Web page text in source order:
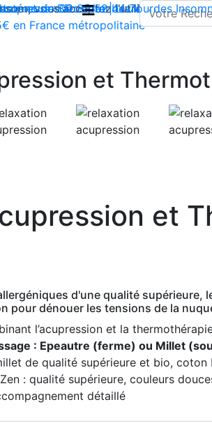
vous acceptez l'utilisation de
et de Bien-être | Livraison offerte
en France métropolitaine
nous : 02 85 52 44 74 -
Dos Jambes lourdes
et
et
d'une qualité
pour dénouer les tensions de la
l’acupression et la
: Epeautre (ferme) ou Millet
de qualité supérieure et bio, coton
: qualité supérieure, couleurs
détaillé